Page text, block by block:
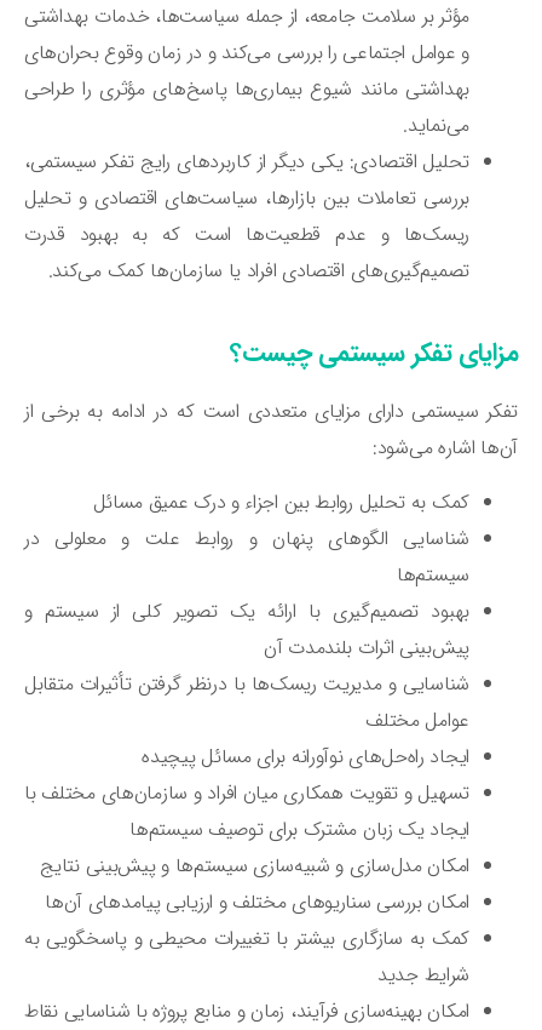
مؤثر بر سلامت جامعه، از جمله سیاست‌ها، خدمات بهداشتی
و عوامل اجتماعی را بررسی می‌کند و در زمان وقوع بحران‌های
بهداشتی مانند شیوع بیماری‌ها پاسخ‌های مؤثری را طراحی
می‌نماید.
تحلیل اقتصادی: یکی دیگر از کاربردهای رایج تفکر سیستمی،
بررسی تعاملات بین بازارها، سیاست‌های اقتصادی و تحلیل
ریسک‌ها و عدم قطعیت‌ها است که به بهبود قدرت
تصمیم‌گیری‌های اقتصادی افراد یا سازمان‌ها کمک می‌کند.
تفکر سیستمی چیست؟
سیستمی دارای مزایای متعددی است که در ادامه به برخی از
اشاره می‌شود:
کمک به تحلیل روابط بین اجزاء و درک عمیق‌ مسائل
شناسایی الگوهای پنهان و روابط علت و معلولی در
سیستم‌ها
بهبود تصمیم‌گیری با ارائه یک تصویر کلی از سیستم و
پیش‌بینی اثرات بلندمدت آن‌
شناسایی و مدیریت ریسک‌ها با درنظر گرفتن تأثیرات متقابل
عوامل مختلف
ایجاد راه‌حل‌های نوآورانه برای مسائل پیچیده
تسهیل و تقویت همکاری میان افراد و سازمان‌های مختلف با
ایجاد یک زبان مشترک برای توصیف سیستم‌ها
امکان مدل‌سازی و شبیه‌سازی سیستم‌ها و پیش‌بینی نتایج
امکان بررسی سناریوهای مختلف و ارزیابی پیامدهای آن‌ها
کمک به سازگاری بیشتر با تغییرات محیطی و پاسخگویی به
شرایط جدید
امکان بهینه‌سازی فرآیند، زمان و منابع پروژه‌ با شناسایی نقاط